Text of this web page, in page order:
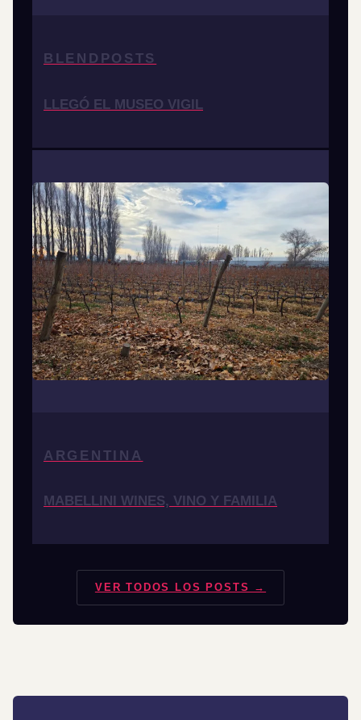
BLENDPOSTS
LLEGÓ EL MUSEO VIGIL
ARGENTINA
MABELLINI WINES, VINO Y FAMILIA
VER TODOS LOS POSTS →